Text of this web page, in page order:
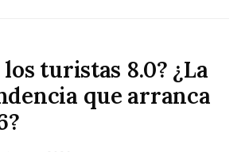
los turistas 8.0? ¿La
que arranca